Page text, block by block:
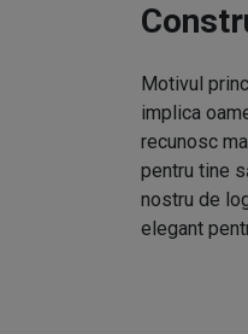
Motivul
implica
recunosc
pentru tine
nostru de
elegant